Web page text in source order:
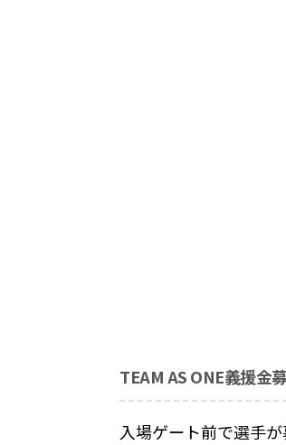
TEAM AS ONE義援金
入場ゲート前で選手が